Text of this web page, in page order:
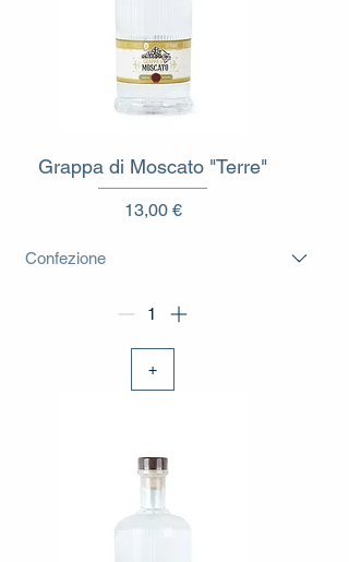
Grappa di Moscato "Terre"
Prezzo
13,00 €
+